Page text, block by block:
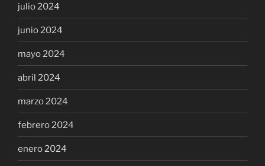
julio 2024
junio 2024
mayo 2024
abril 2024
marzo 2024
febrero 2024
enero 2024